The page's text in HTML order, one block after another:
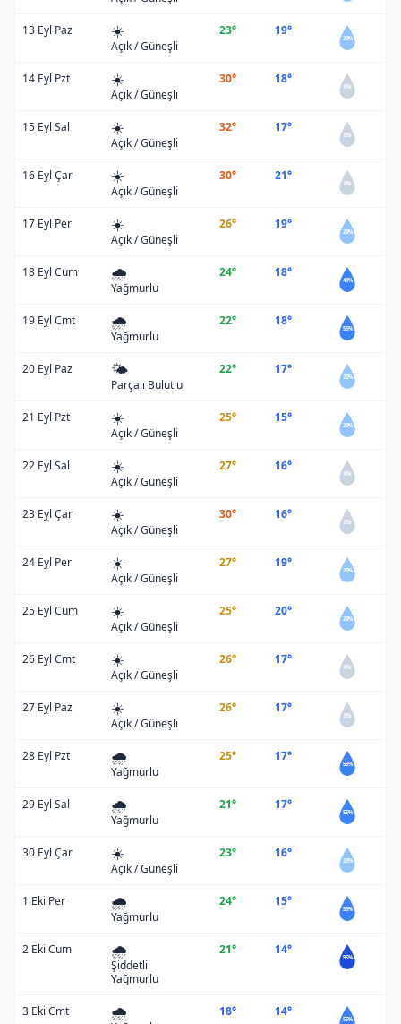
13 Eyl Paz ☀️
Açık / Güneşli
23° 19°
20%
14 Eyl Pzt ☀️
Açık / Güneşli
30° 18°
0%
15 Eyl Sal ☀️
Açık / Güneşli
32° 17°
0%
16 Eyl Çar ☀️
Açık / Güneşli
30° 21°
0%
17 Eyl Per ☀️
Açık / Güneşli
26° 19°
20%
18 Eyl Cum 🌧️
Yağmurlu
24° 18°
40%
19 Eyl Cmt 🌧️
Yağmurlu
22° 18°
55%
20 Eyl Paz 🌤️
Parçalı Bulutlu
22° 17°
20%
21 Eyl Pzt ☀️
Açık / Güneşli
25° 15°
20%
22 Eyl Sal ☀️
Açık / Güneşli
27° 16°
0%
23 Eyl Çar ☀️
Açık / Güneşli
30° 16°
0%
24 Eyl Per ☀️
Açık / Güneşli
27° 19°
20%
25 Eyl Cum ☀️
Açık / Güneşli
25° 20°
20%
26 Eyl Cmt ☀️
Açık / Güneşli
26° 17°
0%
27 Eyl Paz ☀️
Açık / Güneşli
26° 17°
0%
28 Eyl Pzt 🌧️
Yağmurlu
25° 17°
55%
29 Eyl Sal 🌧️
Yağmurlu
21° 17°
55%
30 Eyl Çar ☀️
Açık / Güneşli
23° 16°
20%
1 Eki Per 🌧️
Yağmurlu
24° 15°
55%
2 Eki Cum 🌧️
Şiddetli
Yağmurlu
21° 14°
95%
3 Eki Cmt 🌧️ 18° 14°
55%